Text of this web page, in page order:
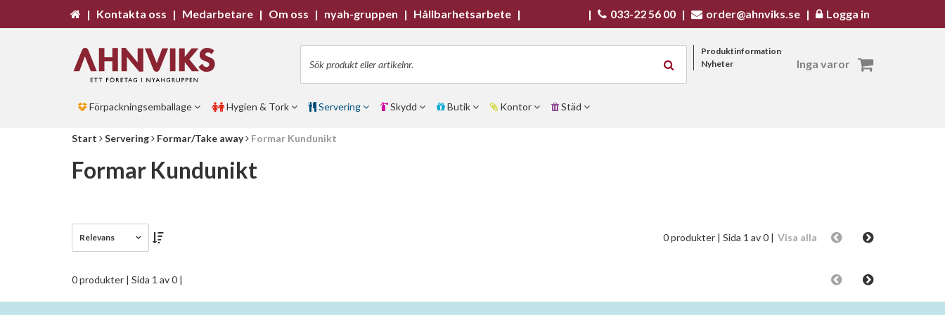
Start Servering Formar/Take away Formar Kundunikt
Formar Kundunikt
Relevans Visa alla
0 produkter | Sida 1 av 0 |
0 produkter | Sida 1 av 0 |
| Kontakta oss | Medarbetare | Om oss | nyah-gruppen | Hållbarhetsarbete | | 033-22 56 00 | order@ahnviks.se | Logga in
Produktinformation
Nyheter
Inga varor
Förpackningsemballage Hygien & Tork Servering Skydd Butik Kontor Städ